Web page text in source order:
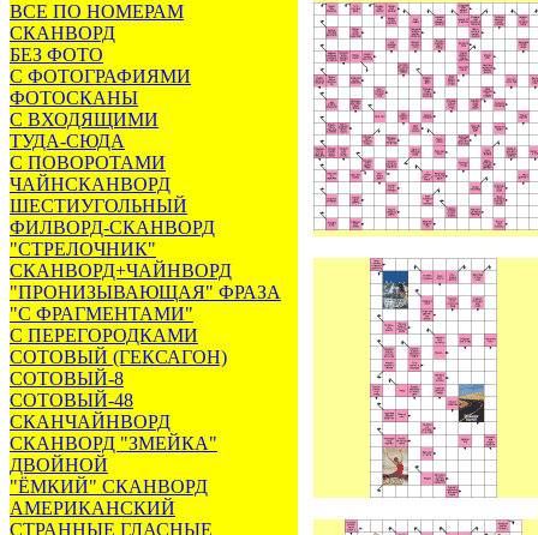
ВСЕ ПО НОМЕРАМ
СКАНВОРД
БЕЗ ФОТО
С ФОТОГРАФИЯМИ
ФОТОСКАНЫ
С ВХОДЯЩИМИ
ТУДА-СЮДА
С ПОВОРОТАМИ
ЧАЙНСКАНВОРД
ШЕСТИУГОЛЬНЫЙ
ФИЛВОРД-СКАНВОРД
"СТРЕЛОЧНИК"
СКАНВОРД+ЧАЙНВОРД
"ПРОНИЗЫВАЮЩАЯ" ФРАЗА
"С ФРАГМЕНТАМИ"
С ПЕРЕГОРОДКАМИ
СОТОВЫЙ (ГЕКСАГОН)
СОТОВЫЙ-8
СОТОВЫЙ-48
СКАНЧАЙНВОРД
СКАНВОРД "ЗМЕЙКА"
ДВОЙНОЙ
"ЁМКИЙ" СКАНВОРД
АМЕРИКАНСКИЙ
СТРАННЫЕ ГЛАСНЫЕ